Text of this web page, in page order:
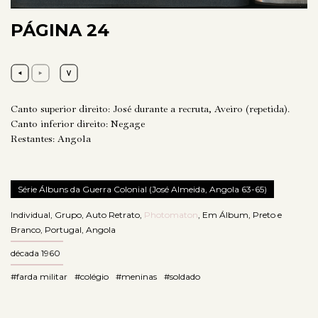
PÁGINA 24
Canto superior direito: José durante a recruta, Aveiro (repetida).
Canto inferior direito: Negage
Restantes: Angola
Série Álbuns da Guerra Colonial (José Almeida, Angola 63-65)
Individual, Grupo, Auto Retrato, Photomaton, Em Álbum, Preto e
Branco, Portugal, Angola
década 1960
#farda militar #colégio #meninas #soldado